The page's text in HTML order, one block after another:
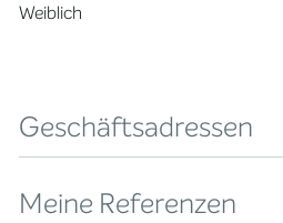
Weiblich
Geschäftsadressen
Meine Referenzen